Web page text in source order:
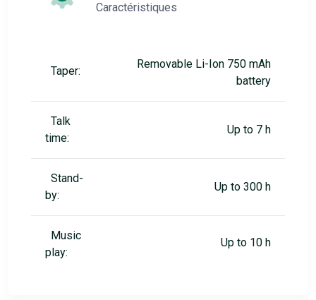
Caractéristiques
Taper:
Removable Li-Ion 750 mAh
battery
Talk
time:
Up to 7 h
Stand-
by:
Up to 300 h
Music
play:
Up to 10 h